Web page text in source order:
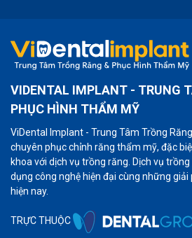
VIDENTAL IMPLANT - TRUNG
PHỤC HÌNH THẨM MỸ
ViDental Implant - Trung Tâm Trồng
chuyên phục chỉnh răng thẩm mỹ, đặc
khoa với dịch vụ trồng răng. Dịch vụ
dụng công nghệ hiện đại cùng những
hiện nay.
TRỰC THUỘC